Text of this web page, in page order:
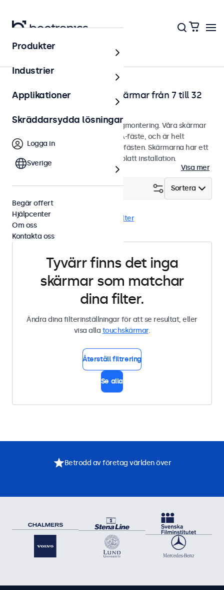
Hem
Väggmonterbara touchskärmar från 7 till 32
Touchskärmar designade för väggmontering. Våra skärmar
är utrustade med ett smidigt VESA-fäste, och är helt
kompatibla med universella VESA-fästen. Skärmarna har ett
stilrent hölje som ger snyggt och platt installation.
Visa mer
Sortera
Filtrera (0)
Vägg Läsbar i solljus Rensa filter
Tyvärr finns det inga
skärmar som matchar
dina filter.
Ändra dina filterinställningar för att se resultat, eller
visa alla touchskärmar.
Återställ filtrering
Se alla
Produkter
Industrier
Applikationer
Skräddarsydda lösningar
Logga in
Sverige
Begär offert
Hjälpcenter
Om oss
Kontakta oss
Betrodd av företag världen över